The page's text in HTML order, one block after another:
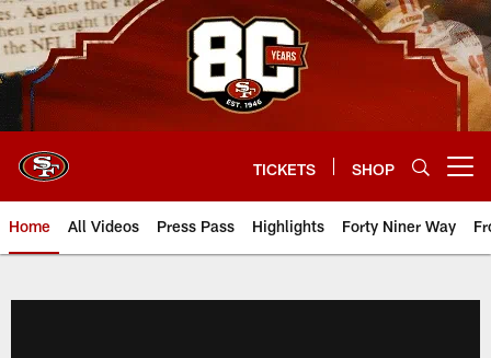
Skip
to
main
content
TICKETS SHOP
Home All Videos Press Pass Highlights Forty Niner Way